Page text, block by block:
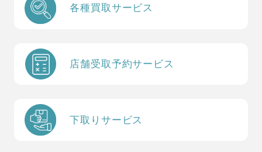
各種買取サービス
店舗受取予約サービス
下取りサービス